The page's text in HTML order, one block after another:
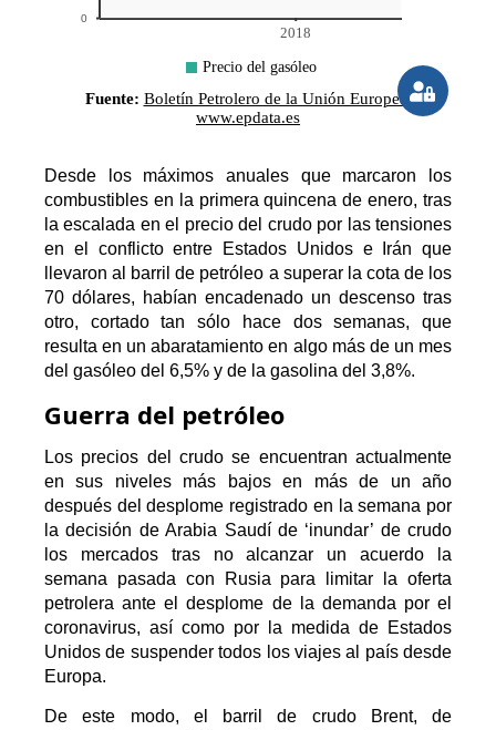
Desde los máximos anuales que marcaron los
combustibles en la primera quincena de enero, tras
la escalada en el precio del crudo por las tensiones
en el conflicto entre Estados Unidos e Irán que
llevaron al barril de petróleo a superar la cota de los
70 dólares, habían encadenado un descenso tras
otro, cortado tan sólo hace dos semanas, que
resulta en un abaratamiento en algo más de un mes
del gasóleo del 6,5% y de la gasolina del 3,8%.
Guerra del petróleo
Los precios del crudo se encuentran actualmente
en sus niveles más bajos en más de un año
después del desplome registrado en la semana por
la decisión de Arabia Saudí de ‘inundar’ de crudo
los mercados tras no alcanzar un acuerdo la
semana pasada con Rusia para limitar la oferta
petrolera ante el desplome de la demanda por el
coronavirus, así como por la medida de Estados
Unidos de suspender todos los viajes al país desde
Europa.
De este modo, el barril de crudo Brent, de